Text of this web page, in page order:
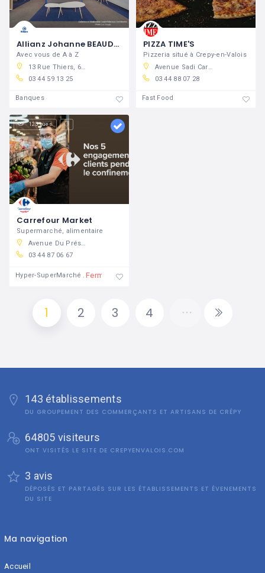
Allianz Johanne BEAUDRY
Avec vous de A à Z
13 Rue Thiers, 60800 Crépy-en-Valois, France
03 44 59 13 25
Banques
PIZZA TIME'S
Pizzeria situé à Crepy-en-Valois
Avenue Sadi Carnot, 60800 Crépy-en-Valois, France
03 44 88 07 28
Fast Food
125 vues
Carrefour Market
Supermarché, alimentaire
Avenue Du Président John Kennedy, 60800 Crépy-en-Valois, France
03 44 87 06 67
Hyper-SuperMarché Fermé
1 2 3 4
143 établissements
DU GROUPEMENT DES COMMERÇANTS ET ARTISANS DE CRÉPY
64805 visiteurs
ONT VISITÉS LE SITE DE CREPYENVALOIS.COM
3 avis
DÉPOSÉS ET PARTAGÉS SUR LES ÉTABLISSEMENTS ET ÉVENEMENTS
DU SITE
Ma navigation
Accueil